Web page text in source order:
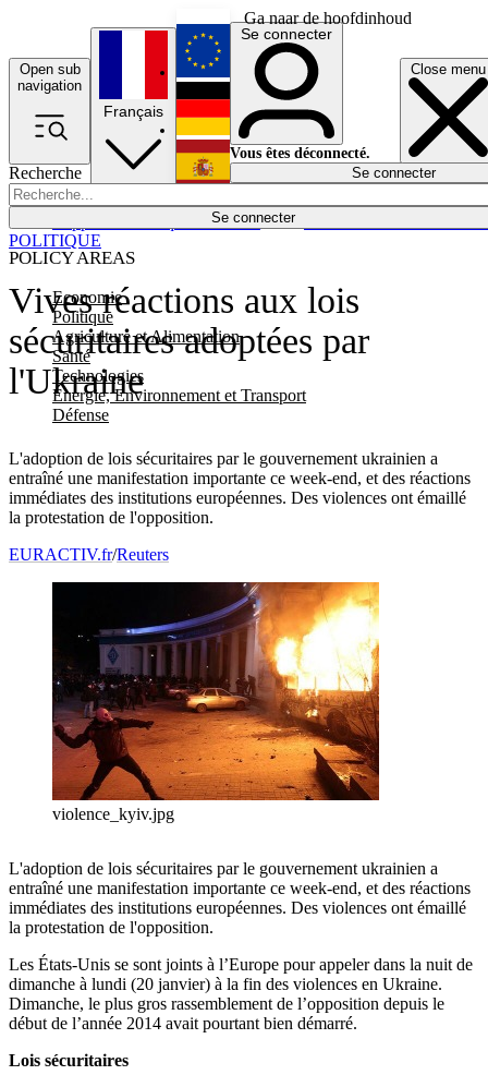
Ga naar de hoofdinhoud
Open sub
navigation
Close menu
Recherche
Se connecter
POLICY AREAS
Economie
Politique
Agriculture et Alimentation
Santé
Technologies
Energie, Environnement et Transport
Défense
Économie
Français
English
Deutsch
Español
Se connecter
Vous êtes déconnecté.
Se connecter
Vives réactions aux lois
sécuritaires adoptées par
l'Ukraine
L'adoption de lois sécuritaires par le gouvernement ukrainien a
entraîné une manifestation importante ce week-end, et des réactions
immédiates des institutions européennes. Des violences ont émaillé
la protestation de l'opposition.
POLITIQUE
EURACTIV.fr/Reuters
violence_kyiv.jpg
L'adoption de lois sécuritaires par le gouvernement ukrainien a
entraîné une manifestation importante ce week-end, et des réactions
immédiates des institutions européennes. Des violences ont émaillé
la protestation de l'opposition.
Les États-Unis se sont joints à l’Europe pour appeler dans la nuit de
dimanche à lundi (20 janvier) à la fin des violences en Ukraine.
Dimanche, le plus gros rassemblement de l’opposition depuis le
début de l’année 2014 avait pourtant bien démarré.
Lois sécuritaires